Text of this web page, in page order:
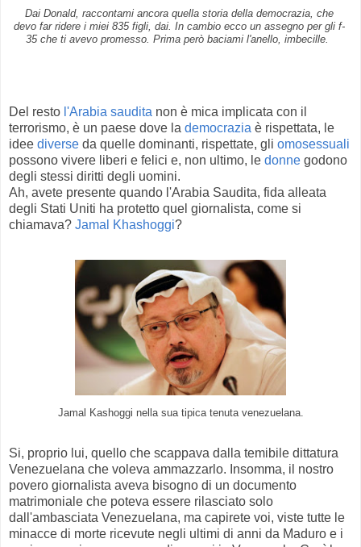
Dai Donald, raccontami ancora quella storia della democrazia, che
devo far ridere i miei 835 figli, dai. In cambio ecco un assegno per gli f-
35 che ti avevo promesso. Prima però baciami l'anello, imbecille.
Del resto l'Arabia saudita non è mica implicata con il
terrorismo, è un paese dove la democrazia è rispettata, le
idee diverse da quelle dominanti, rispettate, gli omosessuali
possono vivere liberi e felici e, non ultimo, le donne godono
degli stessi diritti degli uomini.
Ah, avete presente quando l'Arabia Saudita, fida alleata
degli Stati Uniti ha protetto quel giornalista, come si
chiamava? Jamal Khashoggi?
Jamal Kashoggi nella sua tipica tenuta venezuelana.
Si, proprio lui, quello che scappava dalla temibile dittatura
Venezuelana che voleva ammazzarlo. Insomma, il nostro
povero giornalista aveva bisogno di un documento
matrimoniale che poteva essere rilasciato solo
dall'ambasciata Venezuelana, ma capirete voi, viste tutte le
minacce di morte ricevute negli ultimi di anni da Maduro e i